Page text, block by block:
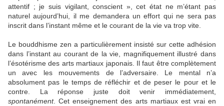
attentif ; je suis vigilant, conscient », cet état ne m’étant pas
naturel aujourd’hui, il me demandera un effort qui ne sera pas
inscrit dans l’instant même et le courant de la vie va trop vite.
Le bouddhisme zen a particulièrement insisté sur cette adhésion
dans l’instant au courant de la vie, magnifiquement illustré dans
l’ésotérisme des arts martiaux japonais. Il faut être complètement
un avec les mouvements de l’adversaire. Le mental n’a
absolument pas le temps de réfléchir et de peser le pour et le
contre. La réponse juste doit venir immédiatement,
spontanément. Cet enseignement des arts martiaux est vrai en